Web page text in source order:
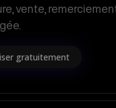
vente,
gratuitement